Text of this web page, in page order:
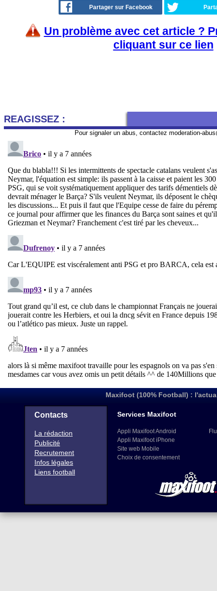
Partager sur Facebook
Un problème avec cet article ?
cliquant sur ce lien
REAGISSEZ :
Pour signaler un abus, contactez moderation-
Maxifoot (100% Football) :
Contacts
La rédaction
Publicité
Recrutement
Infos légales
Liens football
Services Maxifoot
Appli Maxifoot Android
Appli Maxifoot iPhone
Site web Mobile
Choix de consentement